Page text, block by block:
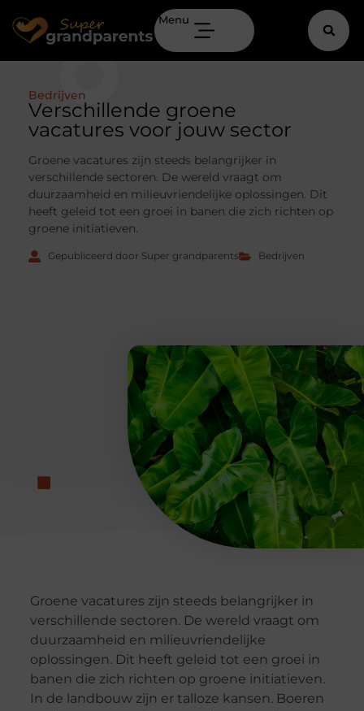
Menu
Bedrijven
Verschillende groene
vacatures voor jouw sector
Groene vacatures zijn steeds belangrijker in
verschillende sectoren. De wereld vraagt om
duurzaamheid en milieuvriendelijke oplossingen. Dit
heeft geleid tot een groei in banen die zich richten op
groene initiatieven.
Gepubliceerd door Super grandparents Bedrijven
Groene vacatures zijn steeds belangrijker in
verschillende sectoren. De wereld vraagt om
duurzaamheid en milieuvriendelijke
oplossingen. Dit heeft geleid tot een groei in
banen die zich richten op groene initiatieven.
In de landbouw zijn er talloze kansen. Boeren